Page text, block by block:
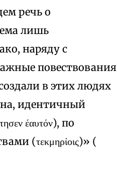
речь о
лишь
наряду с
повествования
в этих людях
идентичный
έαυτόν), по
(τεκμηρίοις)» (